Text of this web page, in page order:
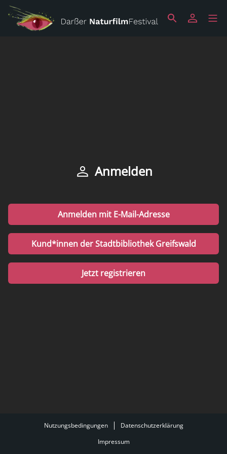
Anmelden
Anmelden mit E-Mail-Adresse
Kund*innen der Stadtbibliothek Greifswald
Jetzt registrieren
Nutzungsbedingungen
Datenschutzerklärung
Impressum